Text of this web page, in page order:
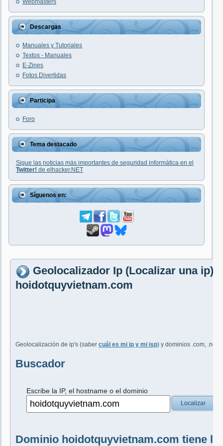
Webmasters
Descargas
Manuales y Tutoriales
Textos - Manuales
E-Zines
Fotos Divertidas
Participa
Foro
Tema destacado
Sigue las noticias más importantes de seguridad informática en el
Twitter! de elhacker.NET
Síguenos en:
Geolocalizador Ip (Localizar una ip)
hoidotquyvietnam.com
Geolocalización de ip's (saber cuál es mi ip y mi isp) y dominios .com, .net,
Buscador
Escribe la IP, el hostname o el dominio
Localizar
Dominio hoidotquyvietnam.com tiene la